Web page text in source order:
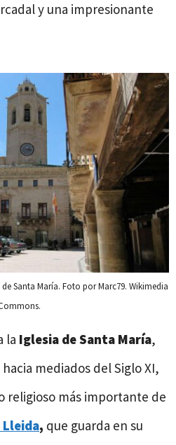
y una impresionante
Santa María. Foto por Marc79. Wikimedia
la Iglesia de Santa María,
mediados del Siglo XI,
religioso más importante de
Lleida, que guarda en su